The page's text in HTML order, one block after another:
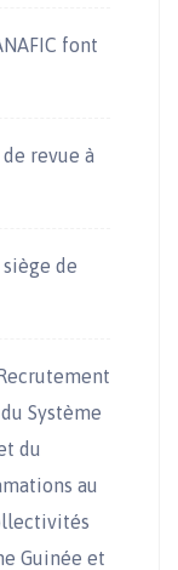
font
revue à
siège de
Système
du
au
Guinée et